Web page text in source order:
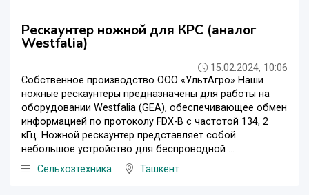
Рескаунтер ножной для КРС (аналог
Westfalia)
15.02.2024, 10:06
Собственное производство ООО «УльтАгро» Наши
ножные рескаунтеры предназначены для работы на
оборудовании Westfalia (GEA), обеспечивающее обмен
информацией по протоколу FDX-B с частотой 134, 2
кГц. Ножной рескаунтер представляет собой
небольшое устройство для беспроводной ...
Сельхозтехника
Ташкент